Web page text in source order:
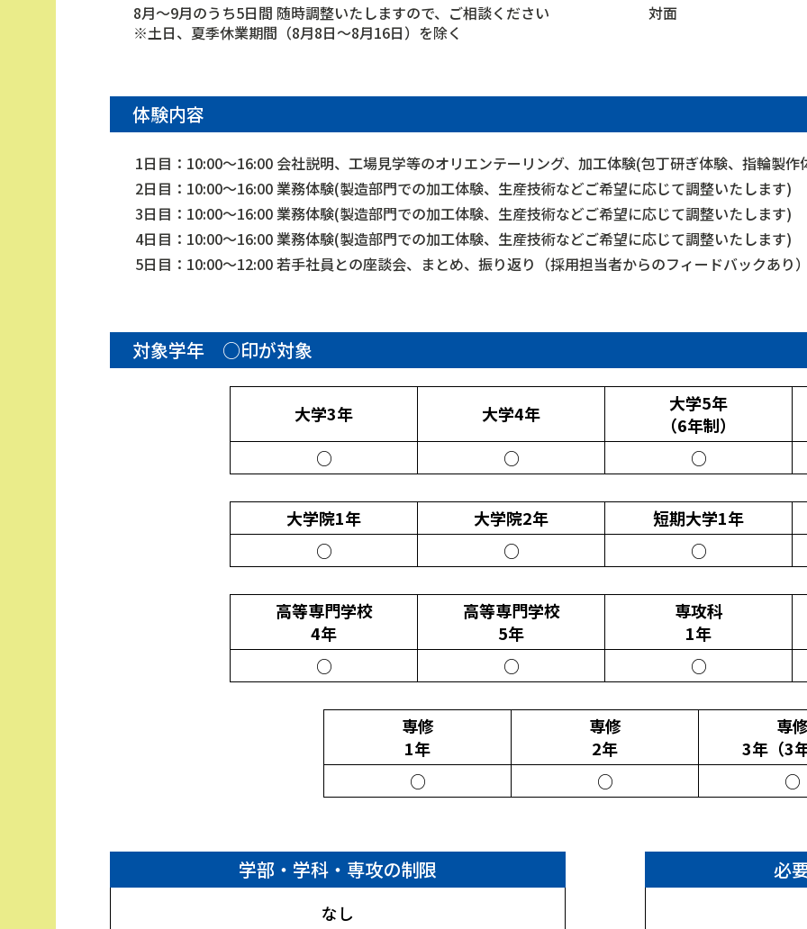
8月～9月のうち5日間 随時調整いたしますので、ご相談ください
※土日、夏季休業期間（8月8日～8月16日）を除く
対面
体験内容
1日目：10:00～16:00 会社説明、工場見学等のオリエンテーリング、加工体験(包丁研ぎ体験、指輪製作
2日目：10:00～16:00 業務体験(製造部門での加工体験、生産技術などご希望に応じて調整いたします)
3日目：10:00～16:00 業務体験(製造部門での加工体験、生産技術などご希望に応じて調整いたします)
4日目：10:00～16:00 業務体験(製造部門での加工体験、生産技術などご希望に応じて調整いたします)
5日目：10:00～12:00 若手社員との座談会、まとめ、振り返り（採用担当者からのフィードバックあり）
対象学年 ○印が対象
大学3年
○
大学4年
○
大学5年
（6年制）
○
大学院1年
○
大学院2年
○
短期大学1年
○
高等専門学校
4年
○
高等専門学校
5年
○
専攻科
1年
○
専修
1年
○
専修
2年
○
専
3年（3
○
学部・学科・専攻の制限
なし
必